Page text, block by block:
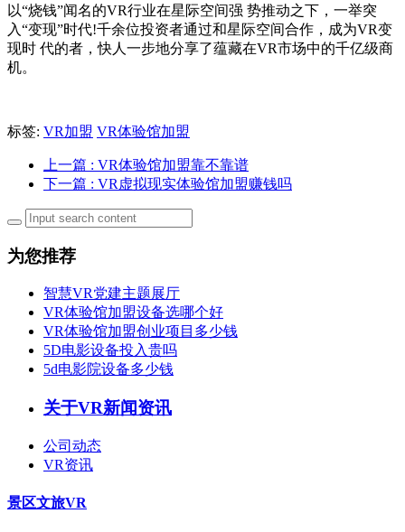
以“烧钱”闻名的VR行业在星际空间强 势推动之下，一举突
入“变现”时代!千余位投资者通过和星际空间合作，成为VR变
现时 代的者，快人一步地分享了蕴藏在VR市场中的千亿级商
机。
标签: VR加盟 VR体验馆加盟
上一篇 : VR体验馆加盟靠不靠谱
下一篇 : VR虚拟现实体验馆加盟赚钱吗
为您推荐
智慧VR党建主题展厅
VR体验馆加盟设备选哪个好
VR体验馆加盟创业项目多少钱
5D电影设备投入贵吗
5d电影院设备多少钱
关于VR新闻资讯
公司动态
VR资讯
景区文旅VR